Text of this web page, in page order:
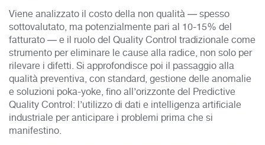
Viene analizzato il costo della non qualità — spesso
sottovalutato, ma potenzialmente pari al 10-15% del
fatturato — e il ruolo del Quality Control tradizionale come
strumento per eliminare le cause alla radice, non solo per
rilevare i difetti. Si approfondisce poi il passaggio alla
qualità preventiva, con standard, gestione delle anomalie
e soluzioni poka-yoke, fino all’orizzonte del Predictive
Quality Control: l’utilizzo di dati e intelligenza artificiale
industriale per anticipare i problemi prima che si
manifestino.